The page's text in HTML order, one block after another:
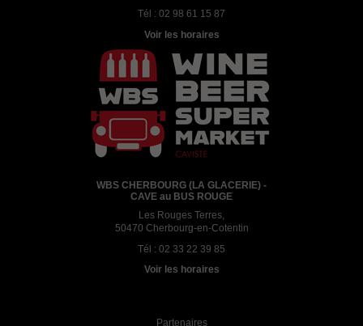
Tél : 02 98 61 15 87
Voir les horaires
WBS CHERBOURG (LA GLACERIE) -
CAVE au BUS ROUGE
Les Rouges Terres,
50470 Cherbourg-en-Cotentin
Tél : 02 33 22 39 85
Voir les horaires
Partenaires